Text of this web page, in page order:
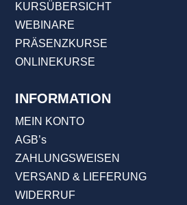
KURSÜBERSICHT
WEBINARE
PRÄSENZKURSE
ONLINEKURSE
INFORMATION
MEIN KONTO
AGB’s
ZAHLUNGSWEISEN
VERSAND & LIEFERUNG
WIDERRUF